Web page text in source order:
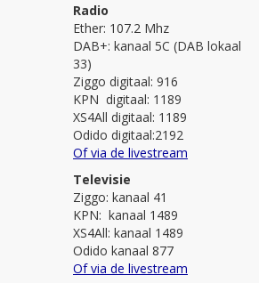
Radio
Ether: 107.2 Mhz
DAB+: kanaal 5C (DAB lokaal
33)
Ziggo digitaal: 916
KPN digitaal: 1189
XS4All digitaal: 1189
Odido digitaal:2192
Of via de livestream
Televisie
Ziggo: kanaal 41
KPN: kanaal 1489
XS4All: kanaal 1489
Odido kanaal 877
Of via de livestream